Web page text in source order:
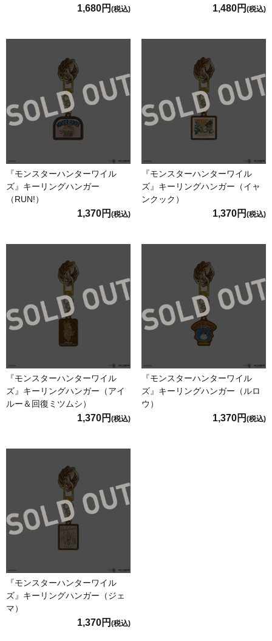
1,680円 (税込) 1,480円 (税込)
『モンスターハンターワイル
ズ』キーリングハンガー
（RUN!）
1,370円 (税込)
『モンスターハンターワイル
ズ』キーリングハンガー（イャ
ンクック）
1,370円 (税込)
『モンスターハンターワイル
ズ』キーリングハンガー（アイ
ルー＆回復ミツムシ）
1,370円 (税込)
『モンスターハンターワイル
ズ』キーリングハンガー（ルロ
ウ）
1,370円 (税込)
『モンスターハンターワイル
ズ』キーリングハンガー（ジェ
マ）
1,370円 (税込)